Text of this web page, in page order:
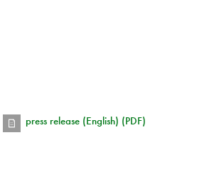
press release (English) (PDF)